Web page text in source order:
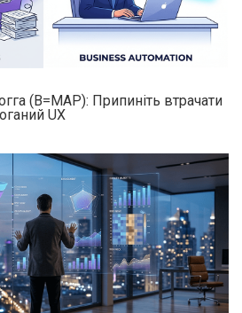
(B=MAP): Припиніть втрачати
UX